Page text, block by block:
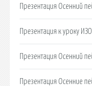
Презентация Осенний
Презентация к уроку
Презентация Осенний
Презентация Осенние